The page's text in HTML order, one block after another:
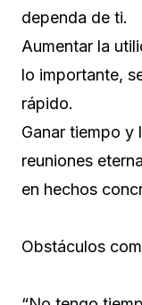
dependa de ti.
Aumentar la
lo importante,
rápido.
Ganar tiempo y
reuniones
en hechos
Obstáculos